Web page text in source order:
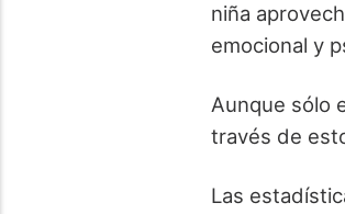
niña
emocional y
Aunque sólo
través de
Las